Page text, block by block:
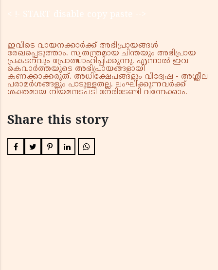
< !- START disable copy paste -->
ഇവിടെ വായനക്കാർക്ക് അഭിപ്രായങ്ങൾ
രേഖപ്പെടുത്താം. സ്വതന്ത്രമായ ചിന്തയും അഭിപ്രായ
പ്രകടനവും പ്രോത്സാഹിപ്പിക്കുന്നു. എന്നാൽ ഇവ
കെവാർത്തയുടെ അഭിപ്രായങ്ങളായി
കണക്കാക്കരുത്. അധിക്ഷേപങ്ങളും വിദ്വേഷ - അശ്ലീല
പരാമർശങ്ങളും പാടുള്ളതല്ല. ലംഘിക്കുന്നവർക്ക്
ശക്തമായ നിയമനടപടി നേരിടേണ്ടി വന്നേക്കാം.
Share this story